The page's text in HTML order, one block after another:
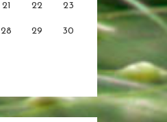
21 22 23
28 29 30